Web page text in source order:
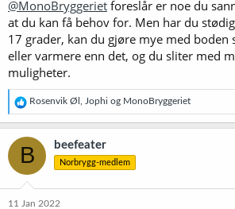
@MonoBryggeriet foreslår er noe du
at du kan få behov for. Men har du
17 grader, kan du gjøre mye med boden
eller varmere enn det, og du sliter med
muligheter.
R
e
a
k
s
j
o
e
Rosenvik Øl Jophi og MonoBryggeriet
B beefeater
Norbrygg-medlem
11 Jan 2022